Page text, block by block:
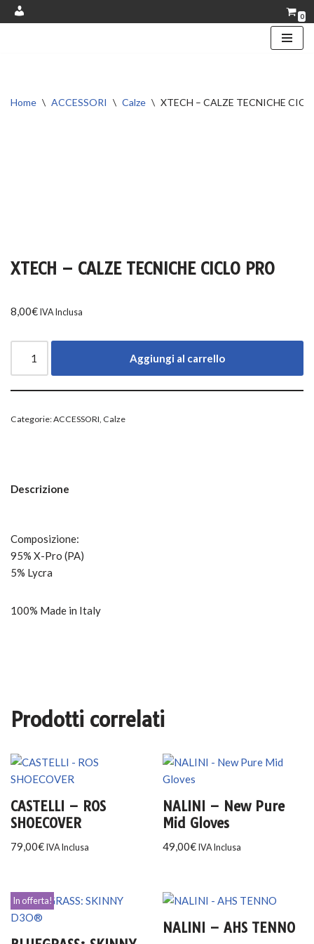
Account 0
Home \ ACCESSORI \ Calze \ XTECH – CALZE TECNICHE
XTECH – CALZE TECNICHE CICLO PRO
8,00€ IVA Inclusa
Aggiungi al carrello
Categorie:ACCESSORI, Calze
Descrizione
Composizione:
95% X-Pro (PA)
5% Lycra
100% Made in Italy
Prodotti correlati
CASTELLI – ROS
SHOECOVER
79,00€ IVA Inclusa
NALINI – New Pure
Mid Gloves
49,00€ IVA Inclusa
In offerta!
NALINI – AHS TENNO